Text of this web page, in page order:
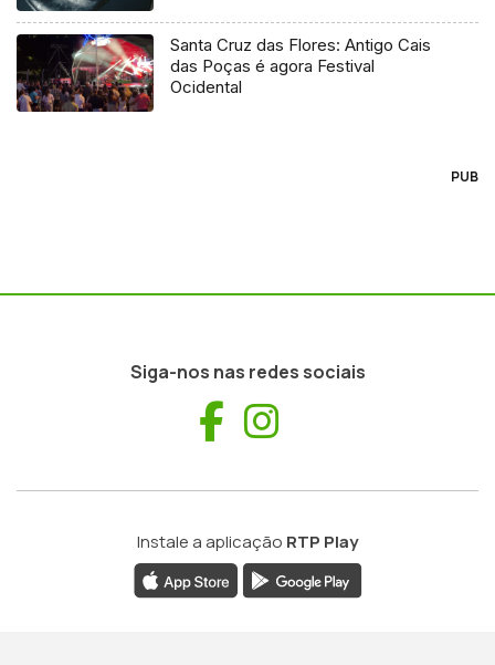
Santa Cruz das Flores: Antigo Cais
das Poças é agora Festival
Ocidental
PUB
Siga-nos nas redes sociais
Facebook
Instale a aplicação RTP Play